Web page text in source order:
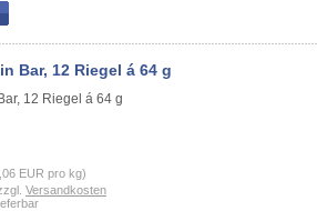
Bar, 12 Riegel á 64 g
12 Riegel á 64 g
EUR pro kg)
Versandkosten